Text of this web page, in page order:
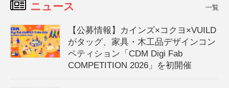
ニュース 一覧
【公募情報】カインズ×コクヨ×VUILD
がタッグ、家具・木工品デザインコン
ペティション「CDM Digi Fab
COMPETITION 2026」を初開催